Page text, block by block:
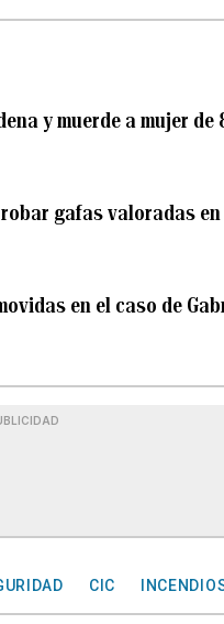
y muerde a mujer de
gafas valoradas
en el caso de
CIC